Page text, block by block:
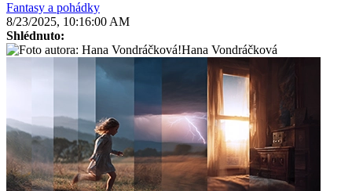
Fantasy a pohádky
8/23/2025, 10:16:00 AM
Shlédnuto:
Hana Vondráčková